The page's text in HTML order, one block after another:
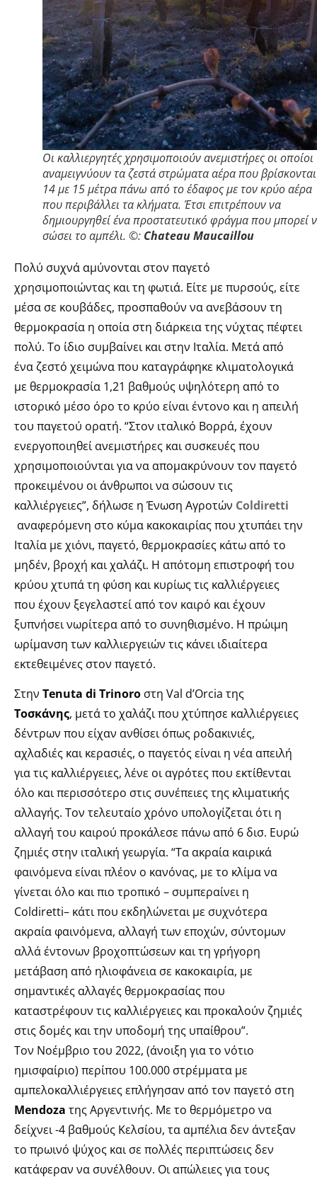
Οι καλλιεργητές χρησιμοποιούν ανεμιστήρες οι οποίοι
αναμειγνύουν τα ζεστά στρώματα αέρα που βρίσκονται
14 με 15 μέτρα πάνω από το έδαφος με τον κρύο αέρα
που περιβάλλει τα κλήματα. Έτσι επιτρέπουν να
δημιουργηθεί ένα προστατευτικό φράγμα που μπορεί
σώσει το αμπέλι. ©: Chateau Maucaillou
Πολύ συχνά αμύνονται στον παγετό
χρησιμοποιώντας και τη φωτιά. Είτε με πυρσούς, είτε
μέσα σε κουβάδες, προσπαθούν να ανεβάσουν τη
θερμοκρασία η οποία στη διάρκεια της νύχτας πέφτει
πολύ. Το ίδιο συμβαίνει και στην Ιταλία. Μετά από
ένα ζεστό χειμώνα που καταγράφηκε κλιματολογικά
με θερμοκρασία 1,21 βαθμούς υψηλότερη από το
ιστορικό μέσο όρο το κρύο είναι έντονο και η απειλή
του παγετού ορατή. “Στον ιταλικό Βορρά, έχουν
ενεργοποιηθεί ανεμιστήρες και συσκευές που
χρησιμοποιούνται για να απομακρύνουν τον παγετό
προκειμένου οι άνθρωποι να σώσουν τις
καλλιέργειες”, δήλωσε η Ένωση Αγροτών Coldiretti
αναφερόμενη στο κύμα κακοκαιρίας που χτυπάει την
Ιταλία με χιόνι, παγετό, θερμοκρασίες κάτω από το
μηδέν, βροχή και χαλάζι. Η απότομη επιστροφή του
κρύου χτυπά τη φύση και κυρίως τις καλλιέργειες
που έχουν ξεγελαστεί από τον καιρό και έχουν
ξυπνήσει νωρίτερα από το συνηθισμένο. Η πρώιμη
ωρίμανση των καλλιεργειών τις κάνει ιδιαίτερα
εκτεθειμένες στον παγετό.
Στην Tenuta di Trinoro στη Val d’Orcia της
Τοσκάνης, μετά το χαλάζι που χτύπησε καλλιέργειες
δέντρων που είχαν ανθίσει όπως ροδακινιές,
αχλαδιές και κερασιές, ο παγετός είναι η νέα απειλή
για τις καλλιέργειες, λένε οι αγρότες που εκτίθενται
όλο και περισσότερο στις συνέπειες της κλιματικής
αλλαγής. Τον τελευταίο χρόνο υπολογίζεται ότι η
αλλαγή του καιρού προκάλεσε πάνω από 6 δισ. Ευρώ
ζημιές στην ιταλική γεωργία. “Τα ακραία καιρικά
φαινόμενα είναι πλέον ο κανόνας, με το κλίμα να
γίνεται όλο και πιο τροπικό – συμπεραίνει η
Coldiretti– κάτι που εκδηλώνεται με συχνότερα
ακραία φαινόμενα, αλλαγή των εποχών, σύντομων
αλλά έντονων βροχοπτώσεων και τη γρήγορη
μετάβαση από ηλιοφάνεια σε κακοκαιρία, με
σημαντικές αλλαγές θερμοκρασίας που
καταστρέφουν τις καλλιέργειες και προκαλούν ζημιές
στις δομές και την υποδομή της υπαίθρου”.
Τον Νοέμβριο του 2022, (άνοιξη για το νότιο
ημισφαίριο) περίπου 100.000 στρέμματα με
αμπελοκαλλιέργειες επλήγησαν από τον παγετό στη
Mendoza της Αργεντινής. Με το θερμόμετρο να
δείχνει -4 βαθμούς Κελσίου, τα αμπέλια δεν άντεξαν
το πρωινό ψύχος και σε πολλές περιπτώσεις δεν
κατάφεραν να συνέλθουν. Οι απώλειες για τους